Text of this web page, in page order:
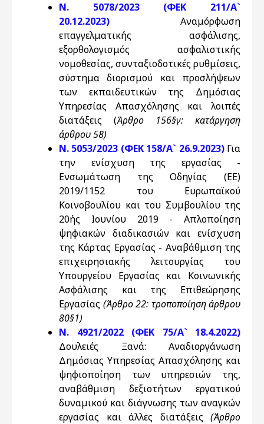
Ν. 5078/2023 (ΦΕΚ 211/Α`
20.12.2023) Αναμόρφωση
επαγγελματικής ασφάλισης,
εξορθολογισμός ασφαλιστικής
νομοθεσίας, συνταξιοδοτικές ρυθμίσεις,
σύστημα διορισμού και προσλήψεων
των εκπαιδευτικών της Δημόσιας
Υπηρεσίας Απασχόλησης και λοιπές
διατάξεις (Άρθρο 156§γ: κατάργηση
άρθρου 58)
Ν. 5053/2023 (ΦΕΚ 158/Α` 26.9.2023)Για
την ενίσχυση της εργασίας -
Ενσωμάτωση της Οδηγίας (ΕΕ)
2019/1152 του Ευρωπαϊκού
Κοινοβουλίου και του Συμβουλίου της
20ής Ιουνίου 2019 - Απλοποίηση
ψηφιακών διαδικασιών και ενίσχυση
της Κάρτας Εργασίας - Αναβάθμιση της
επιχειρησιακής λειτουργίας του
Υπουργείου Εργασίας και Κοινωνικής
Ασφάλισης και της Επιθεώρησης
Εργασίας (Άρθρο 22: τροποποίηση άρθρου
80§1)
Ν. 4921/2022 (ΦΕΚ 75/Α` 18.4.2022)
Δουλειές Ξανά: Αναδιοργάνωση
Δημόσιας Υπηρεσίας Απασχόλησης και
ψηφιοποίηση των υπηρεσιών της,
αναβάθμιση δεξιοτήτων εργατικού
δυναμικού και διάγνωσης των αναγκών
εργασίας και άλλες διατάξεις (Άρθρο